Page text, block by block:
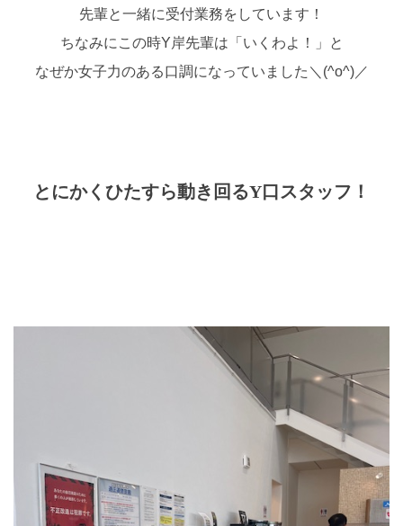
先輩と一緒に受付業務をしています！
ちなみにこの時Y岸先輩は「いくわよ！」と
なぜか女子力のある口調になっていました＼(^o^)／
とにかくひたすら動き回るY口スタッフ！